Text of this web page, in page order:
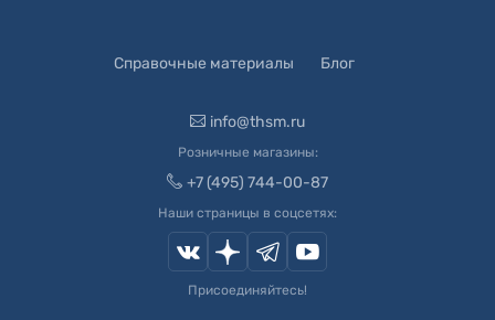
Справочные материалы Блог
info@thsm.ru
Розничные магазины:
+7 (495) 744-00-87
Наши страницы в соцсетях:
Присоединяйтесь!